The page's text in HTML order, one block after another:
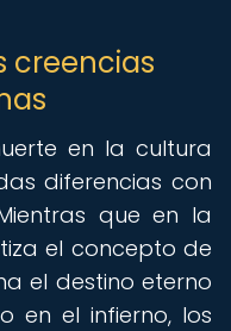
creencias
en la cultura
diferencias con
que en la
el concepto de
el destino eterno
en el infierno, los